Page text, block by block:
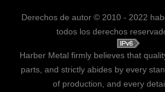
Derechos de autor © 2010 - 2022
todos los derechos
Harber Metal firmly believes that
parts, and strictly abides by every
of production, and every